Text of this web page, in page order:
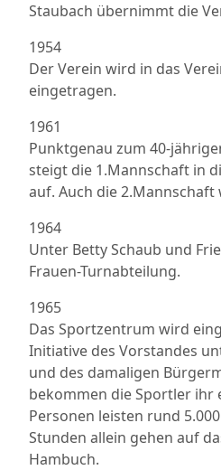
Staubach übernimmt die
1954
Der Verein wird in das
eingetragen.
1961
Punktgenau zum 40-
steigt die 1.Mannschaft in
auf. Auch die 2.Mannschaft
1964
Unter Betty Schaub und
Frauen-Turnabteilung.
1965
Das Sportzentrum wird
Initiative des Vorstandes
und des damaligen
bekommen die Sportler ihr
Personen leisten rund
Stunden allein gehen auf
Hambuch.